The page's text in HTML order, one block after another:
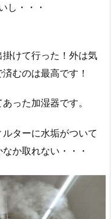
し・・・
けて行った！外は気
むのは最高です！
った加湿器です。
ターに水垢がついて
か取れない・・・